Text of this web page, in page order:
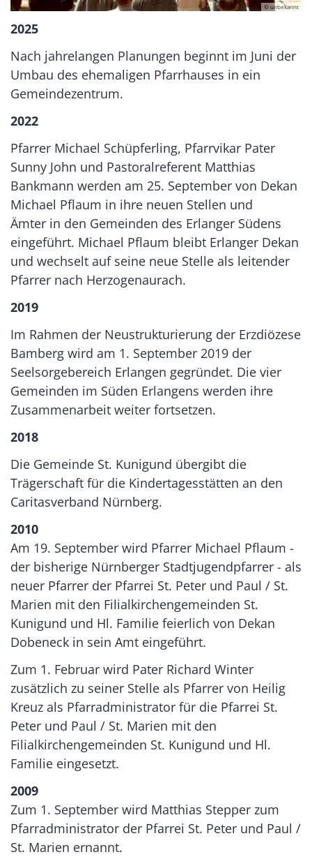
© unbekannt
2025
Nach jahrelangen Planungen beginnt im Juni der
Umbau des ehemaligen Pfarrhauses in ein
Gemeindezentrum.
2022
Pfarrer Michael Schüpferling, Pfarrvikar Pater
Sunny John und Pastoralreferent Matthias
Bankmann werden am 25. September von Dekan
Michael Pflaum in ihre neuen Stellen und
Ämter in den Gemeinden des Erlanger Südens
eingeführt. Michael Pflaum bleibt Erlanger Dekan
und wechselt auf seine neue Stelle als leitender
Pfarrer nach Herzogenaurach.
2019
Im Rahmen der Neustrukturierung der Erzdiözese
Bamberg wird am 1. September 2019 der
Seelsorgebereich Erlangen gegründet. Die vier
Gemeinden im Süden Erlangens werden ihre
Zusammenarbeit weiter fortsetzen.
2018
Die Gemeinde St. Kunigund übergibt die
Trägerschaft für die Kindertagesstätten an den
Caritasverband Nürnberg.
2010
Am 19. September wird Pfarrer Michael Pflaum -
der bisherige Nürnberger Stadtjugendpfarrer - als
neuer Pfarrer der Pfarrei St. Peter und Paul / St.
Marien mit den Filialkirchengemeinden St.
Kunigund und Hl. Familie feierlich von Dekan
Dobeneck in sein Amt eingeführt.
Zum 1. Februar wird Pater Richard Winter
zusätzlich zu seiner Stelle als Pfarrer von Heilig
Kreuz als Pfarradministrator für die Pfarrei St.
Peter und Paul / St. Marien mit den
Filialkirchengemeinden St. Kunigund und Hl.
Familie eingesetzt.
2009
Zum 1. September wird Matthias Stepper zum
Pfarradministrator der Pfarrei St. Peter und Paul /
St. Marien ernannt.